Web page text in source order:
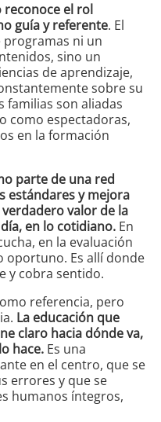
el rol
guía y referente. El
ni un
sino un
de aprendizaje,
sobre su
familias son aliadas
como espectadoras,
en la formación
parte de una red
estándares y mejora
valor de la
en lo cotidiano. En
en la evaluación
oportuno. Es allí donde
y cobra sentido.
referencia, pero
La educación que
claro hacia dónde va,
hace. Es una
en el centro, que se
errores y que se
humanos íntegros,